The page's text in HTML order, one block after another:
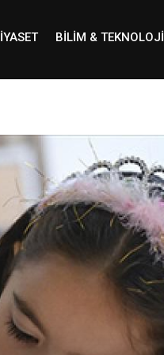
BILIM & TEKNOLOJI